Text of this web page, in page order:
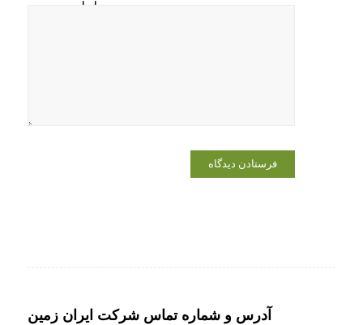
ایمیل و
آدرس و شماره تماس شرکت ایران زمین